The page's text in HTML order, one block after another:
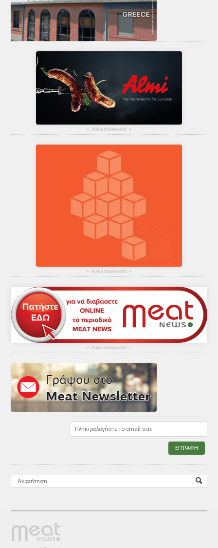
▴ Advertisement ▴
▴ Advertisement ▴
▴ Advertisement ▴